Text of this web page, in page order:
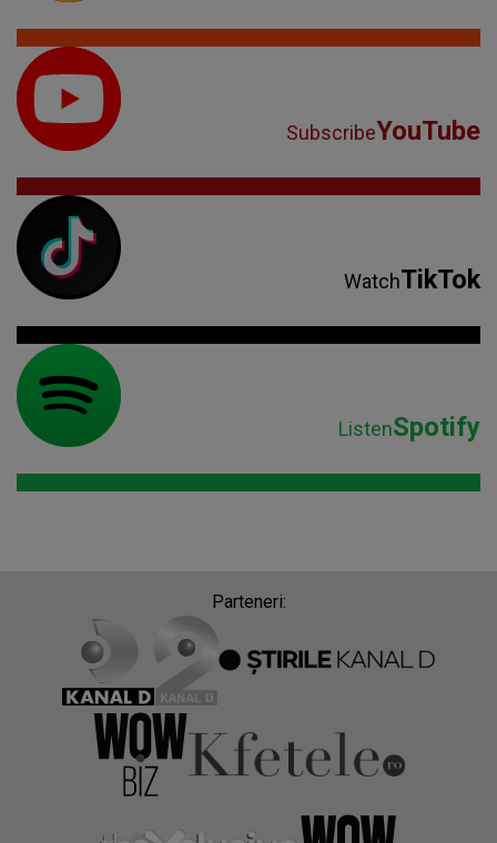
SubscribeYouTube
WatchTikTok
ListenSpotify
Parteneri: